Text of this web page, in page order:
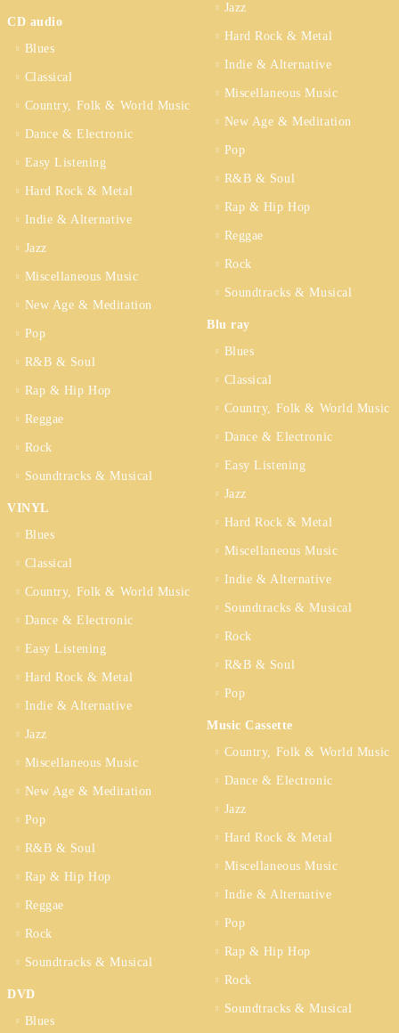
CD audio
Blues
Classical
Country, Folk & World Music
Dance & Electronic
Easy Listening
Hard Rock & Metal
Indie & Alternative
Jazz
Miscellaneous Music
New Age & Meditation
Pop
R&B & Soul
Rap & Hip Hop
Reggae
Rock
Soundtracks & Musical
VINYL
Blues
Classical
Country, Folk & World Music
Dance & Electronic
Easy Listening
Hard Rock & Metal
Indie & Alternative
Jazz
Miscellaneous Music
New Age & Meditation
Pop
R&B & Soul
Rap & Hip Hop
Reggae
Rock
Soundtracks & Musical
DVD
Blues
Jazz
Hard Rock & Metal
Indie & Alternative
Miscellaneous Music
New Age & Meditation
Pop
R&B & Soul
Rap & Hip Hop
Reggae
Rock
Soundtracks & Musical
Blu ray
Blues
Classical
Country, Folk & World Music
Dance & Electronic
Easy Listening
Jazz
Hard Rock & Metal
Miscellaneous Music
Indie & Alternative
Soundtracks & Musical
Rock
R&B & Soul
Pop
Music Cassette
Country, Folk & World Music
Dance & Electronic
Jazz
Hard Rock & Metal
Miscellaneous Music
Indie & Alternative
Pop
Rap & Hip Hop
Rock
Soundtracks & Musical